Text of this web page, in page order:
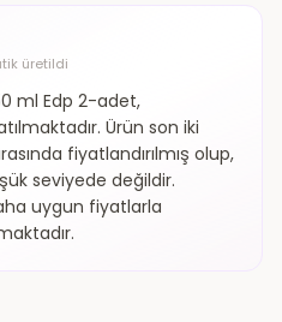
üretildi
ml Edp 2-adet,
Ürün son iki
fiyatlandırılmış olup,
seviyede değildir.
uygun fiyatlarla